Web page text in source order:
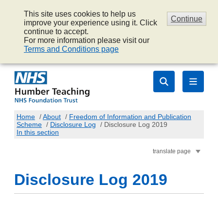
Continue
This site uses cookies to help us
improve your experience using it. Click
continue to accept.
For more information please visit our
Terms and Conditions page
Home /About / Freedom of Information and Publication
Scheme / Disclosure Log / Disclosure Log 2019
In this section
translate page
Disclosure Log 2019